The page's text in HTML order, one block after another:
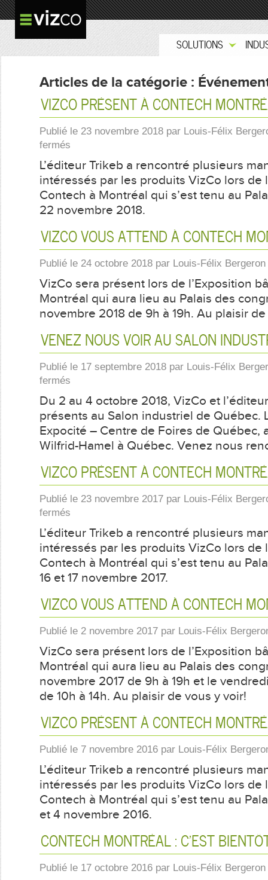
SOLUTIONS
Articles de la catégorie :
VIZCO PRÉSENT À CONTECH
Publié le 23 novembre 2018 par Louis-Félix
ferméssur
présent
Contech
Montréal
L’éditeur Trikeb a rencontré plusieurs
intéressés par les produits VizCo lors de
Contech à Montréal qui s’est tenu au
22 novembre 2018.
VIZCO VOUS ATTEND À CONTECH
Publié le 24 octobre 2018 par Louis-Félix Bergeron
VizCo sera présent lors de l’Exposition
Montréal qui aura lieu au Palais des
novembre 2018 de 9h à 19h. Au plaisir
VENEZ NOUS VOIR AU SALON
Publié le 17 septembre 2018 par Louis-Félix
ferméssur
nous
voir
au
Salon
industriel
Québec
Du 2 au 4 octobre 2018, VizCo et
présents au Salon industriel de Québec.
Expocité – Centre de Foires de Québec,
Wilfrid-Hamel à Québec. Venez nous
VIZCO PRÉSENT À CONTECH
Publié le 23 novembre 2017 par Louis-Félix
ferméssur
présent
Contech
Montréal
L’éditeur Trikeb a rencontré plusieurs
intéressés par les produits VizCo lors de
Contech à Montréal qui s’est tenu au
16 et 17 novembre 2017.
VIZCO VOUS ATTEND À CONTECH
Publié le 2 novembre 2017 par Louis-Félix
VizCo sera présent lors de l’Exposition
Montréal qui aura lieu au Palais des
novembre 2017 de 9h à 19h et le
de 10h à 14h. Au plaisir de vous y voir!
VIZCO PRÉSENT À CONTECH
Publié le 7 novembre 2016 par Louis-Félix
L’éditeur Trikeb a rencontré plusieurs
intéressés par les produits VizCo lors de
Contech à Montréal qui s’est tenu au
et 4 novembre 2016.
CONTECH MONTRÉAL : C’EST
Publié le 17 octobre 2016 par Louis-Félix Bergeron